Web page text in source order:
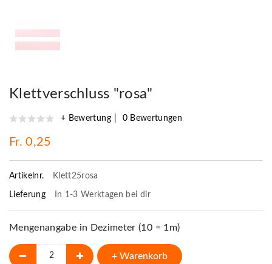
Klettverschluss "rosa"
+ Bewertung 0 Bewertungen
Fr. 0,25
Artikelnr. Klett25rosa
Lieferung In 1-3 Werktagen bei dir
Mengenangabe in Dezimeter (10 = 1m)
+ Warenkorb